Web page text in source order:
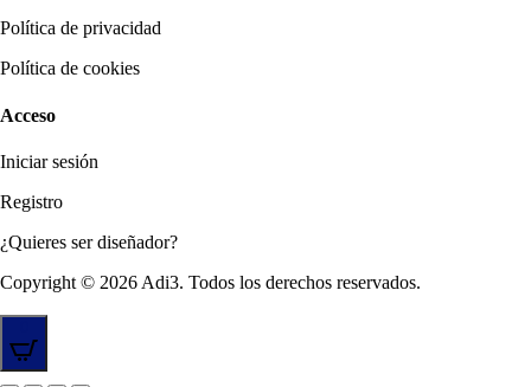
Política de privacidad
Política de cookies
Acceso
Iniciar sesión
Registro
¿Quieres ser diseñador?
Copyright © 2026 Adi3. Todos los derechos reservados.